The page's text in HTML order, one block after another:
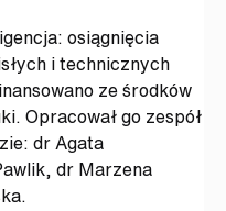
osiągnięcia
i technicznych
ze środków
Opracował go zespół
dr Agata
dr Marzena